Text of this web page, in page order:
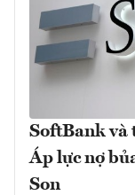
SoftBank và
Áp lực nợ
Son